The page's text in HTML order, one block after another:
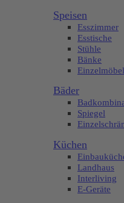
Speisen
Esszimmer
Esstische
Stühle
Bänke
Einzelmöbel
Bäder
Spiegel
Küchen
Landhaus
Interliving
E-Geräte